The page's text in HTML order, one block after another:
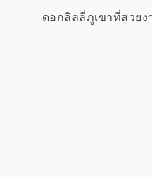
ดอกลิลลี่ภูเขาที่สวย